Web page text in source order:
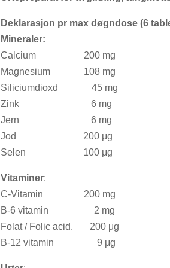
Deklarasjon pr max døgndose (6
Mineraler:
Calcium 200 mg
Magnesium 108 mg
Siliciumdioxd 45 mg
Zink 6 mg
Jern 6 mg
Jod 200 μg
Selen 100 μg
Vitaminer:
C-Vitamin 200 mg
B-6 vitamin 2 mg
Folat / Folic acid. 200 μg
B-12 vitamin 9 μg